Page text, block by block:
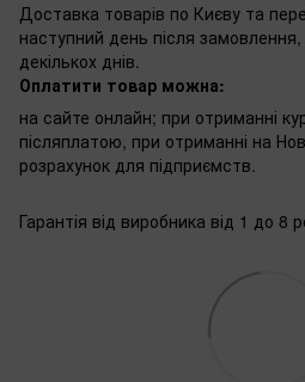
Доставка товарів по Києву та
наступний день після
декількох днів.
Оплатити товар можна:
на сайте онлайн; при отриманні
післяплатою, при отриманні на
розрахунок для підприємств.
Гарантія від виробника від 1 до 8